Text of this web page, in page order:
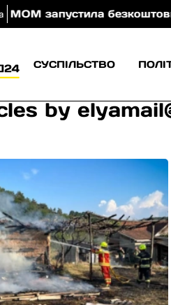
безкоштовну онлайн-
СУСПІЛЬСТВО
by